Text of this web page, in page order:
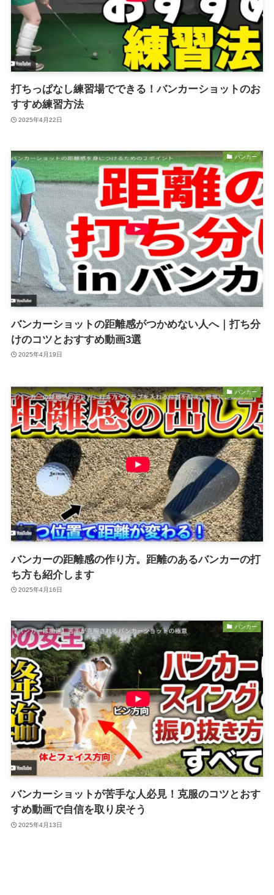
打ちっぱなし練習場でできる！バンカーショットのお
すすめ練習方法
2025年4月22日
バンカー
バンカーショットの距離感がつかめない人へ｜打ち分
けのコツとおすすめ動画3選
2025年4月19日
バンカー
バンカーの距離感の作り方。距離のあるバンカーの打
ち方も紹介します
2025年4月16日
バンカー
バンカーショットが苦手な人必見！克服のコツとおす
すめ動画で自信を取り戻そう
2025年4月13日